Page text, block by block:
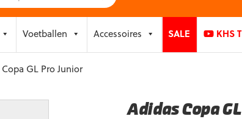
Voetballen Accessoires SALE KHS
GL Pro Junior
Adidas Copa